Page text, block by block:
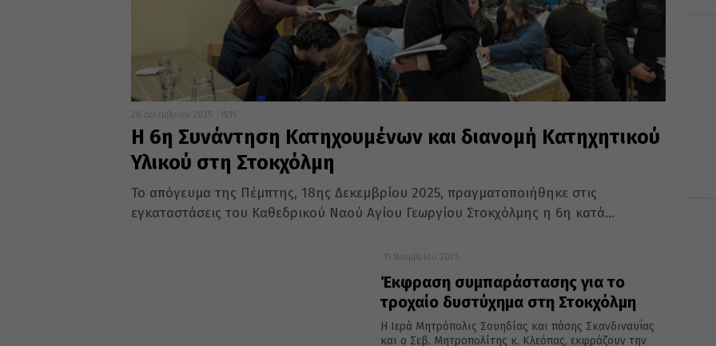
20 Δεκεμβρίου 2025 15:15
Η 6η Συνάντηση Κατηχουμένων και διανομή Κατηχητικού
Υλικού στη Στοκχόλμη
Το απόγευμα της Πέμπτης, 18ης Δεκεμβρίου 2025, πραγματοποιήθηκε στις
εγκαταστάσεις του Καθεδρικού Ναού Αγίου Γεωργίου Στοκχόλμης η 6η κατά...
15 Νοεμβρίου 2025
Έκφραση συμπαράστασης για το
τροχαίο δυστύχημα στη Στοκχόλμη
Η Ιερά Μητρόπολις Σουηδίας και πάσης Σκανδιναυΐας
και ο Σεβ. Μητροπολίτης κ. Κλεόπας, εκφράζουν την